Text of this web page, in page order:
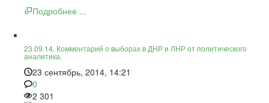
Подробнее ...
23.09.14. Комментарий о выборах в ДНР и ЛНР от политического
аналитика.
23 сентябрь, 2014, 14:21
0
2 301